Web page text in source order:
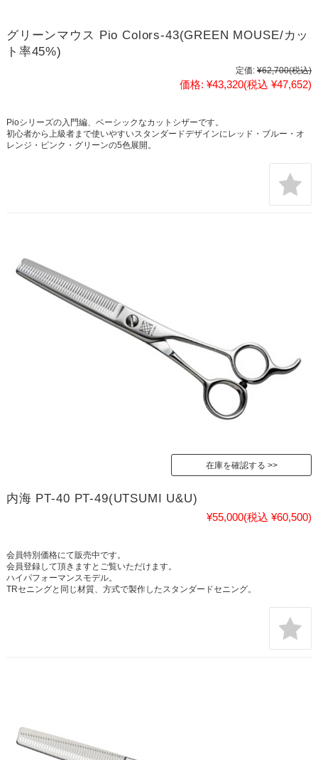
グリーンマウス Pio Colors-43(GREEN MOUSE/カッ
ト率45%)
定価: ¥62,700(税込)
価格: ¥43,320(税込 ¥47,652)
Pioシリーズの入門編、ベーシックなカットシザーです。
初心者から上級者まで使いやすいスタンダードデザインにレッド・ブルー・オ
レンジ・ピンク・グリーンの5色展開。
在庫を確認する
内海 PT-40 PT-49(UTSUMI U&U)
¥55,000(税込 ¥60,500)
会員特別価格にて販売中です。
会員登録して頂きますとご覧いただけます。
ハイパフォーマンスモデル。
TRセニングと同じ材質、方式で製作したスタンダードセニング。